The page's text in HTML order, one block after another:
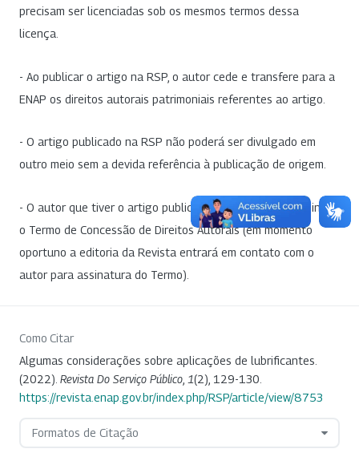
precisam ser licenciadas sob os mesmos termos dessa
licença.
- Ao publicar o artigo na RSP, o autor cede e transfere para a
ENAP os direitos autorais patrimoniais referentes ao artigo.
- O artigo publicado na RSP não poderá ser divulgado em
outro meio sem a devida referência à publicação de origem.
- O autor que tiver o artigo publicado na RSP deverá assinar
o Termo de Concessão de Direitos Autorais (em momento
oportuno a editoria da Revista entrará em contato com o
autor para assinatura do Termo).
Como Citar
Algumas considerações sobre aplicações de lubrificantes.
(2022). Revista Do Serviço Público 1(2), 129-130.
https://revista.enap.gov.br/index.php/RSP/article/view/8753
Formatos de Citação